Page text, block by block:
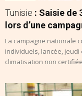
Tunisie : Saisie de
lors d’une
La campagne nationale
individuels, lancée,
climatisation non